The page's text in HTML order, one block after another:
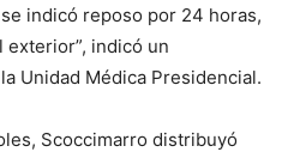
indicó reposo por 24 horas,
exterior”, indicó un
Unidad Médica Presidencial.
Scoccimarro distribuyó